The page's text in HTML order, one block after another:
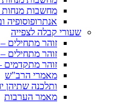
מחשבות מנחות 49 – היום
אנתרופוסופיה
שעורי קבלה לצפייה
זוהר מתחילים
זוהר מתחילים
זוהר
מאמרי הרב"ש
ותלכנה שתיהן
מאמר הערבות